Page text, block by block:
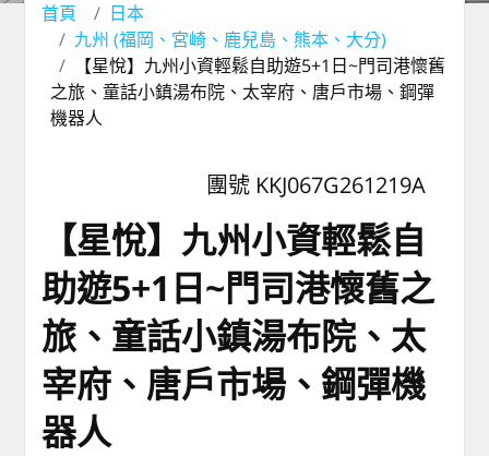
首頁
日本
九州 (福岡、宮崎、鹿兒島、熊本、大分)
【星悅】九州小資輕鬆自助遊5+1日~門司港懷舊
之旅、童話小鎮湯布院、太宰府、唐戶市場、鋼彈
機器人
團號 KKJ067G261219A
【星悅】九州小資輕鬆自
助遊5+1日~門司港懷舊之
旅、童話小鎮湯布院、太
宰府、唐戶市場、鋼彈機
器人